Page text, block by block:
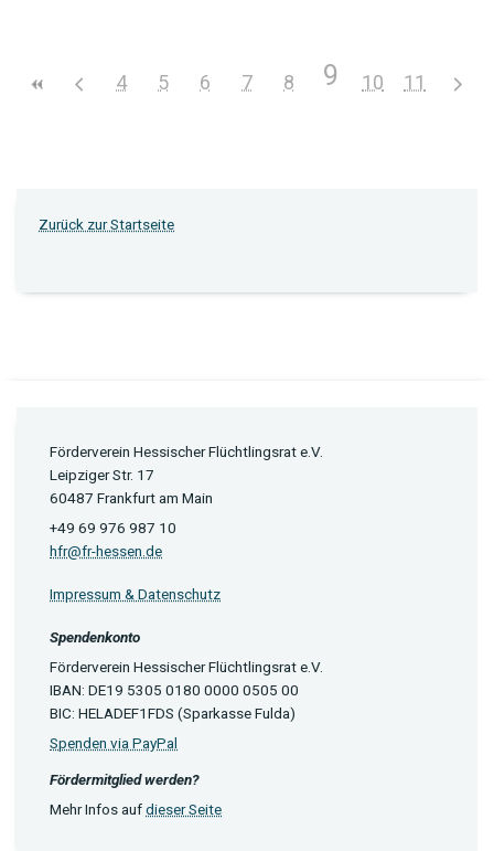
4 5 6 7 8 9 10 11
Zurück zur Startseite
Förderverein Hessischer Flüchtlingsrat e.V.
Leipziger Str. 17
60487 Frankfurt am Main
+49 69 976 987 10
hfr@fr-hessen.de
Impressum & Datenschutz
Spendenkonto
Förderverein Hessischer Flüchtlingsrat e.V.
IBAN: DE19 5305 0180 0000 0505 00
BIC: HELADEF1FDS (Sparkasse Fulda)
Spenden via PayPal
Fördermitglied werden?
Mehr Infos aufdieser Seite